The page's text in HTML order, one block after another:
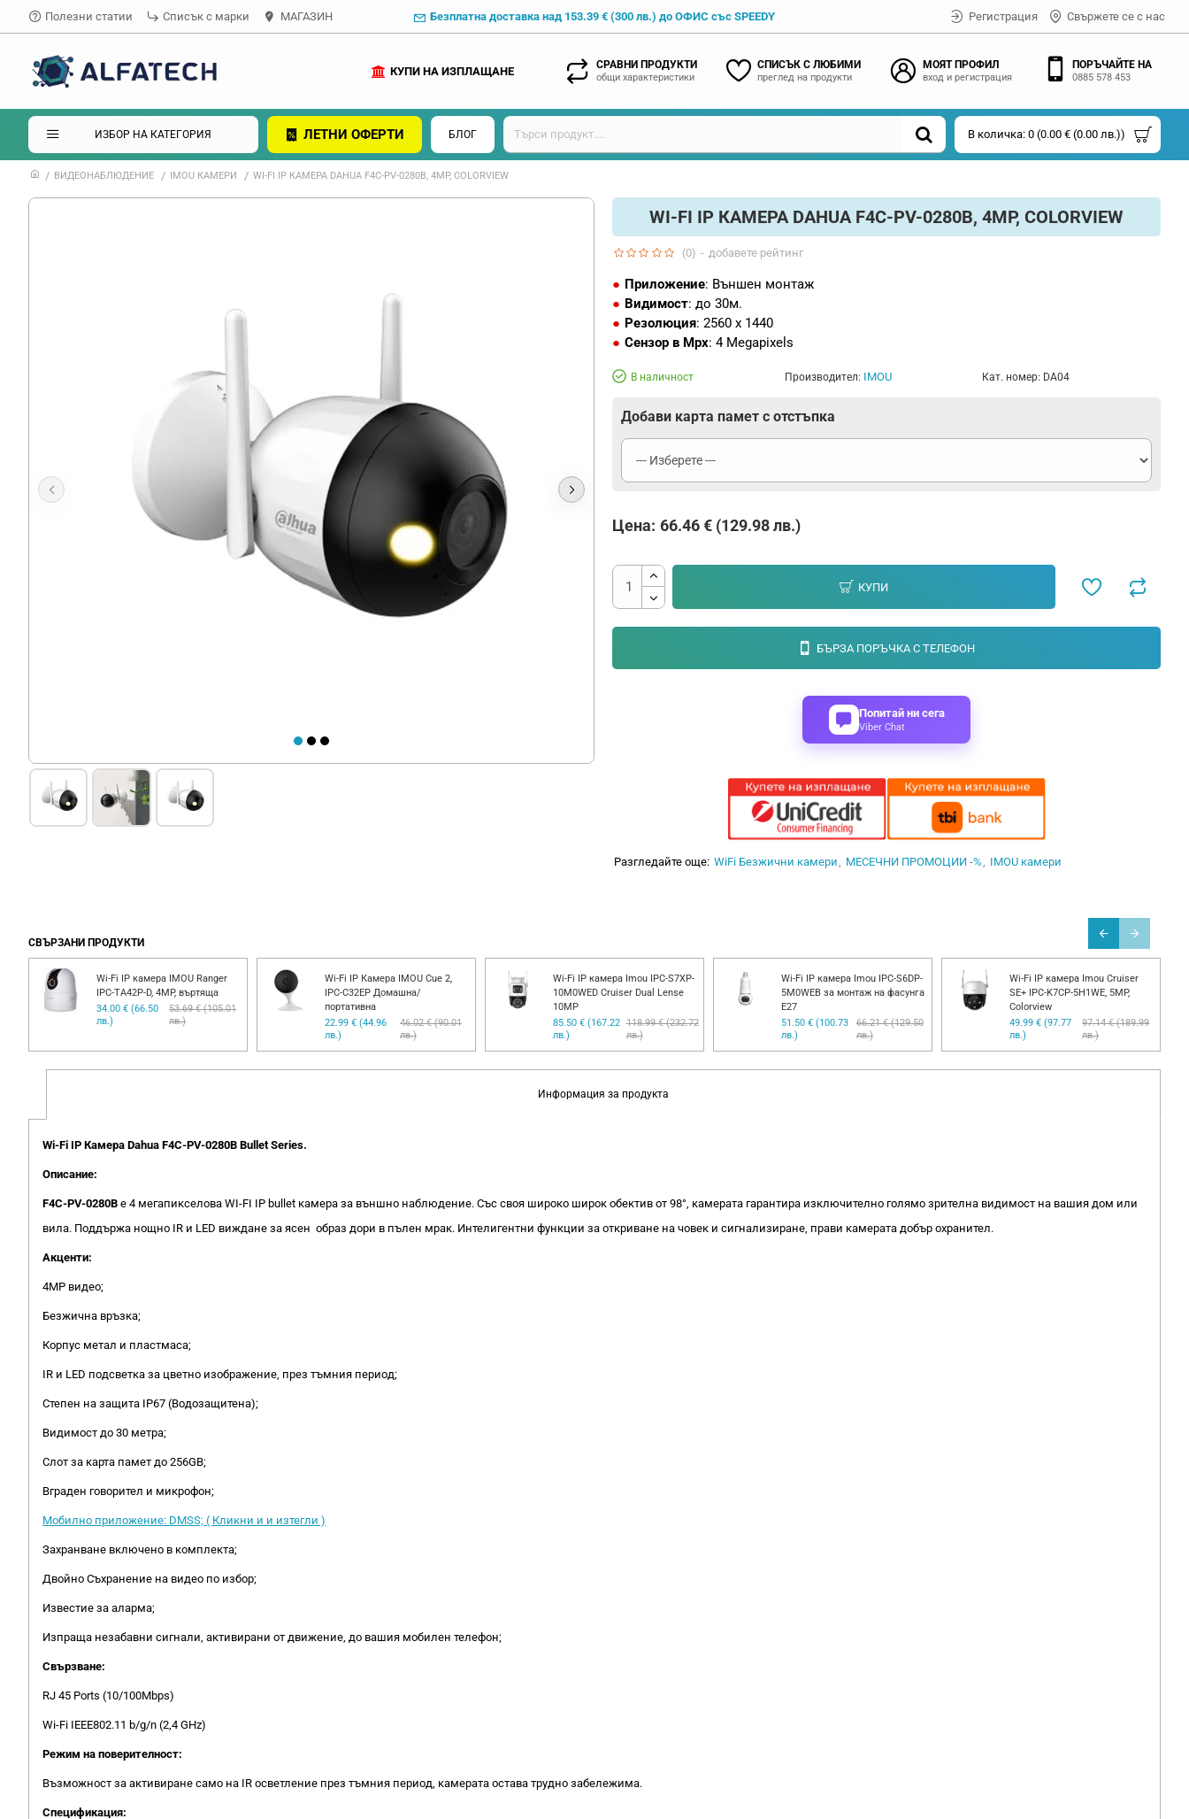
Полезни статии Списък с марки МАГАЗИН Безплатна доставка над 153.39 € (300 лв.) до ОФИС със SPEEDY Регистрация Свържете се с нас
СРАВНИ ПРОДУКТИ
общи характеристики
СПИСЪК С ЛЮБИМИ
преглед на продукти
МОЯТ ПРОФИЛ
вход и регистрация
ПОРЪЧАЙТЕ НА
0885 578 453
КУПИ НА ИЗПЛАЩАНЕ
ИЗБОР НА КАТЕГОРИЯ ЛЕТНИ ОФЕРТИ БЛОГ В количка: 0 (0.00 € (0.00 лв.))
ВИДЕОНАБЛЮДЕНИЕ IMOU КАМЕРИ WI-FI IP КАМЕРА DAHUA F4C-PV-0280B, 4MP, COLORVIEW
WI-FI IP КАМЕРА DAHUA F4C-PV-0280B, 4MP, COLORVIEW
Приложение: Външен монтаж
Видимост: до 30м.
Резолюция: 2560 x 1440
Сензор в Mpx: 4 Megapixels
В наличност Производител: IMOU Кат. номер: DA04
(0) - добавете рейтинг
Цена: 66.46 € (129.98 лв.)
Добави карта памет с отстъпка
КУПИ
БЪРЗА ПОРЪЧКА С ТЕЛЕФОН
Попитай ни сега
Viber Chat
Разгледайте още: WiFi Безжични камери МЕСЕЧНИ ПРОМОЦИИ -% IMOU камери
СВЪРЗАНИ ПРОДУКТИ
Wi-Fi IP камера IMOU Ranger
IPC-TA42P-D, 4MP, въртяща
34.00 € (66.50
лв.)
53.69 € (105.01
лв.)
Wi-Fi IP Камера IMOU Cue 2,
IPC-C32EP Домашна/
портативна
22.99 € (44.96
лв.)
46.02 € (90.01
лв.)
Wi-Fi IP камера Imou IPC-S7XP-
10M0WED Cruiser Dual Lense
10MP
85.50 € (167.22
лв.)
118.99 € (232.72
лв.)
Wi-Fi IP камера Imou IPC-S6DP-
5M0WEB за монтаж на фасунга
E27
51.50 € (100.73
лв.)
66.21 € (129.50
лв.)
Wi-Fi IP камера Imou Cruiser
SE+ IPC-K7CP-5H1WE, 5MP,
Colorview
49.99 € (97.77
лв.)
97.14 € (189.99
лв.)
Информация за продукта
Wi-Fi IP Камера Dahua F4C-PV-0280B Bullet Series.
Описание:
F4C-PV-0280B е 4 мегапикселова WI-FI IP bullet камера за външно наблюдение. Със своя широко широк обектив от 98°, камерата гарантира изключително голямо зрителна видимост на вашия дом или
вила. Поддържа нощно IR и LED виждане за ясен образ дори в пълен мрак. Интелигентни функции за откриване на човек и сигнализиране, прави камерата добър охранител.
Акценти:
4MP видео;
Безжична връзка;
Корпус метал и пластмаса;
IR и LED подсветка за цветно изображение, през тъмния период;
Степен на защита IP67 (Водозащитена);
Видимост до 30 метра;
Слот за карта памет до 256GB;
Вграден говорител и микрофон;
Мобилно приложение: DMSS; ( Кликни и и изтегли )
Захранване включено в комплекта;
Двойно Съхранение на видео по избор;
Известие за аларма;
Изпраща незабавни сигнали, активирани от движение, до вашия мобилен телефон;
Свързване:
RJ 45 Ports (10/100Mbps)
Wi-Fi IEEE802.11 b/g/n (2,4 GHz)
Режим на поверителност:
Възможност за активиране само на IR осветление през тъмния период, камерата остава трудно забележима.
Спецификация: